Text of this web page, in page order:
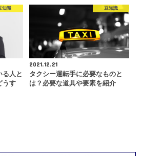
知識
る人と
うす
豆知識
2021.12.21
タクシー運転手に必要なものと
は？必要な道具や要素を紹介